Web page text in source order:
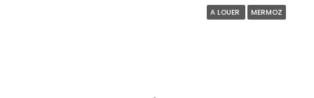
A LOUER MERMOZ